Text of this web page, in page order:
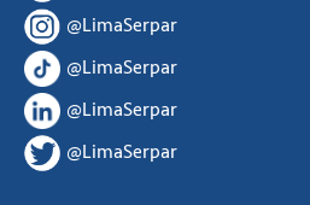
@LimaSerpar
@LimaSerpar
@LimaSerpar
@LimaSerpar